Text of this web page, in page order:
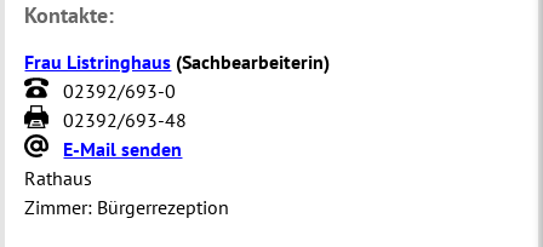
Kontakte:
Frau Listringhaus (Sachbearbeiterin)
02392/693-0
02392/693-48
E-Mail senden
Rathaus
Zimmer: Bürgerrezeption